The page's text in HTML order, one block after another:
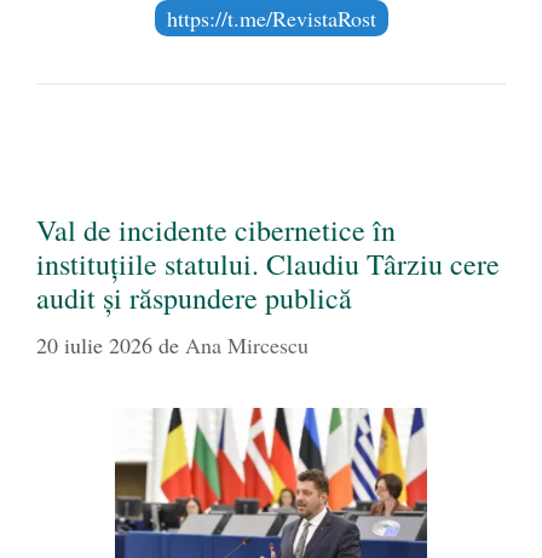
https://t.me/RevistaRost
Val de incidente cibernetice în
instituțiile statului. Claudiu Târziu cere
audit și răspundere publică
20 iulie 2026 de Ana Mircescu